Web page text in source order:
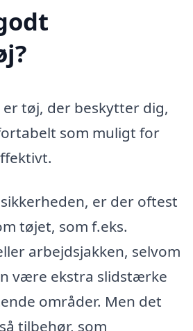
tøj, der beskytter dig,
som muligt for
er der oftest
tøjet, som f.eks.
arbejdsjakken, selvom
være ekstra slidstærke
områder. Men det
tilbehør, som